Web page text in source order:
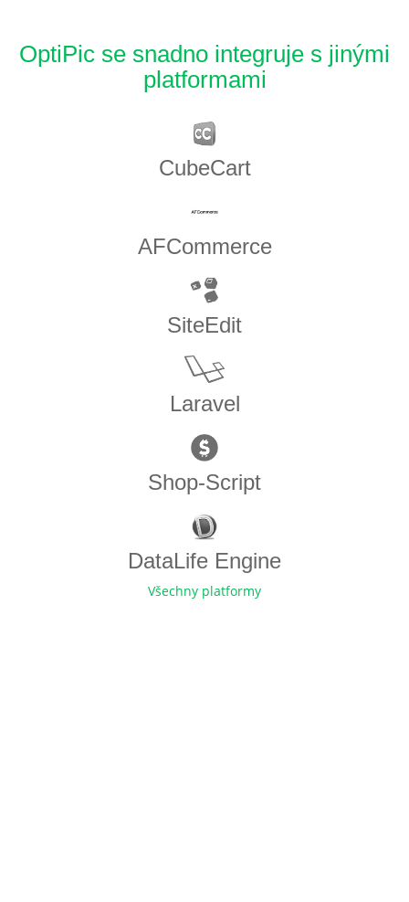
OptiPic se snadno integruje s jinými
platformami
CubeCart
AFCommerce
SiteEdit
Laravel
Shop-Script
DataLife Engine
Všechny platformy